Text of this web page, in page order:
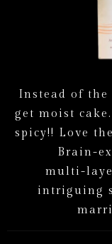
Ins tead of the
ge t mois t cake.
spicy!! Love the
Brain-ex
mul ti-laye
in triguing s
marri